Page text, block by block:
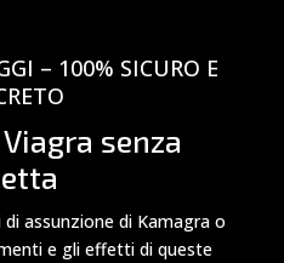
– 100% SICURO E
senza
assunzione di Kamagra o
e gli effetti di queste